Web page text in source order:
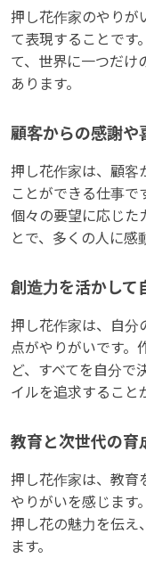
押し花作家のやりが
て表現することです
て、世界に一つだけ
あります。
顧客からの感謝や
押し花作家は、顧客
ことができる仕事で
個々の要望に応じた
とで、多くの人に感
創造力を活かして
押し花作家は、自分
点がやりがいです。
ど、すべてを自分で
イルを追求すること
教育と次世代の育
押し花作家は、教育
やりがいを感じます
押し花の魅力を伝え
ます。